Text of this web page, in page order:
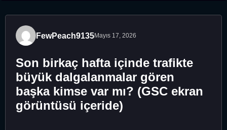
FewPeach9135Mayıs 17, 2026
Son birkaç hafta içinde trafikte
büyük dalgalanmalar gören
başka kimse var mı? (GSC ekran
görüntüsü içeride)